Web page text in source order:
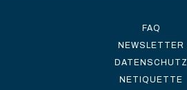
FAQ
NEWSLETTER
DATENSCHUTZ
NETIQUETTE